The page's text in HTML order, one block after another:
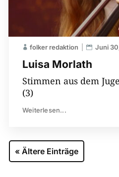
Luisa Morlath
folker redaktion Juni
Stimmen aus dem
(3)
Weiterlesen...
« Ältere Einträge